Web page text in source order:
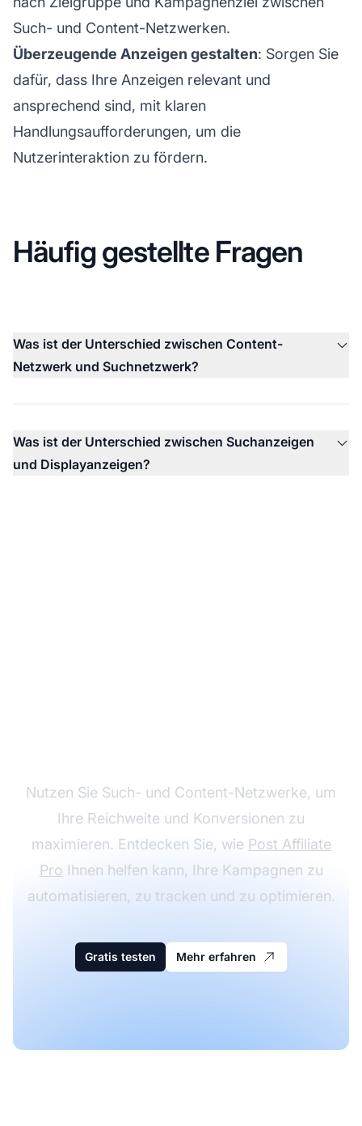
Such- und Content-Netzwerken.
Überzeugende Anzeigen gestalten: Sorgen Sie
dafür, dass Ihre Anzeigen relevant und
ansprechend sind, mit klaren
Handlungsaufforderungen, um die
Nutzerinteraktion zu fördern.
Häufig gestellte Fragen
Was ist der Unterschied zwischen Content-
Netzwerk und Suchnetzwerk?
Was ist der Unterschied zwischen Suchanzeigen
und Displayanzeigen?
Nutzen Sie Such- und Content-Netzwerke, um
Ihre Reichweite und Konversionen zu
maximieren. Entdecken Sie, wie Post Affiliate
Pro Ihnen helfen kann, Ihre Kampagnen zu
automatisieren, zu tracken und zu optimieren.
Gratis testen Mehr erfahren